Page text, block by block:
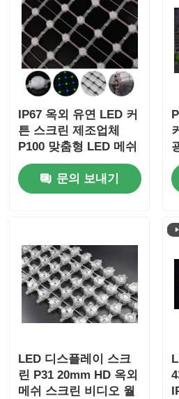
IP67 옥외 유연 LED 커
튼 스크린 제조업체
P100 맞춤형 LED 메쉬
커튼
문의 보내기
LED 디스플레이 스크
린 P31 20mm HD 옥외
메쉬 스크린 비디오 월